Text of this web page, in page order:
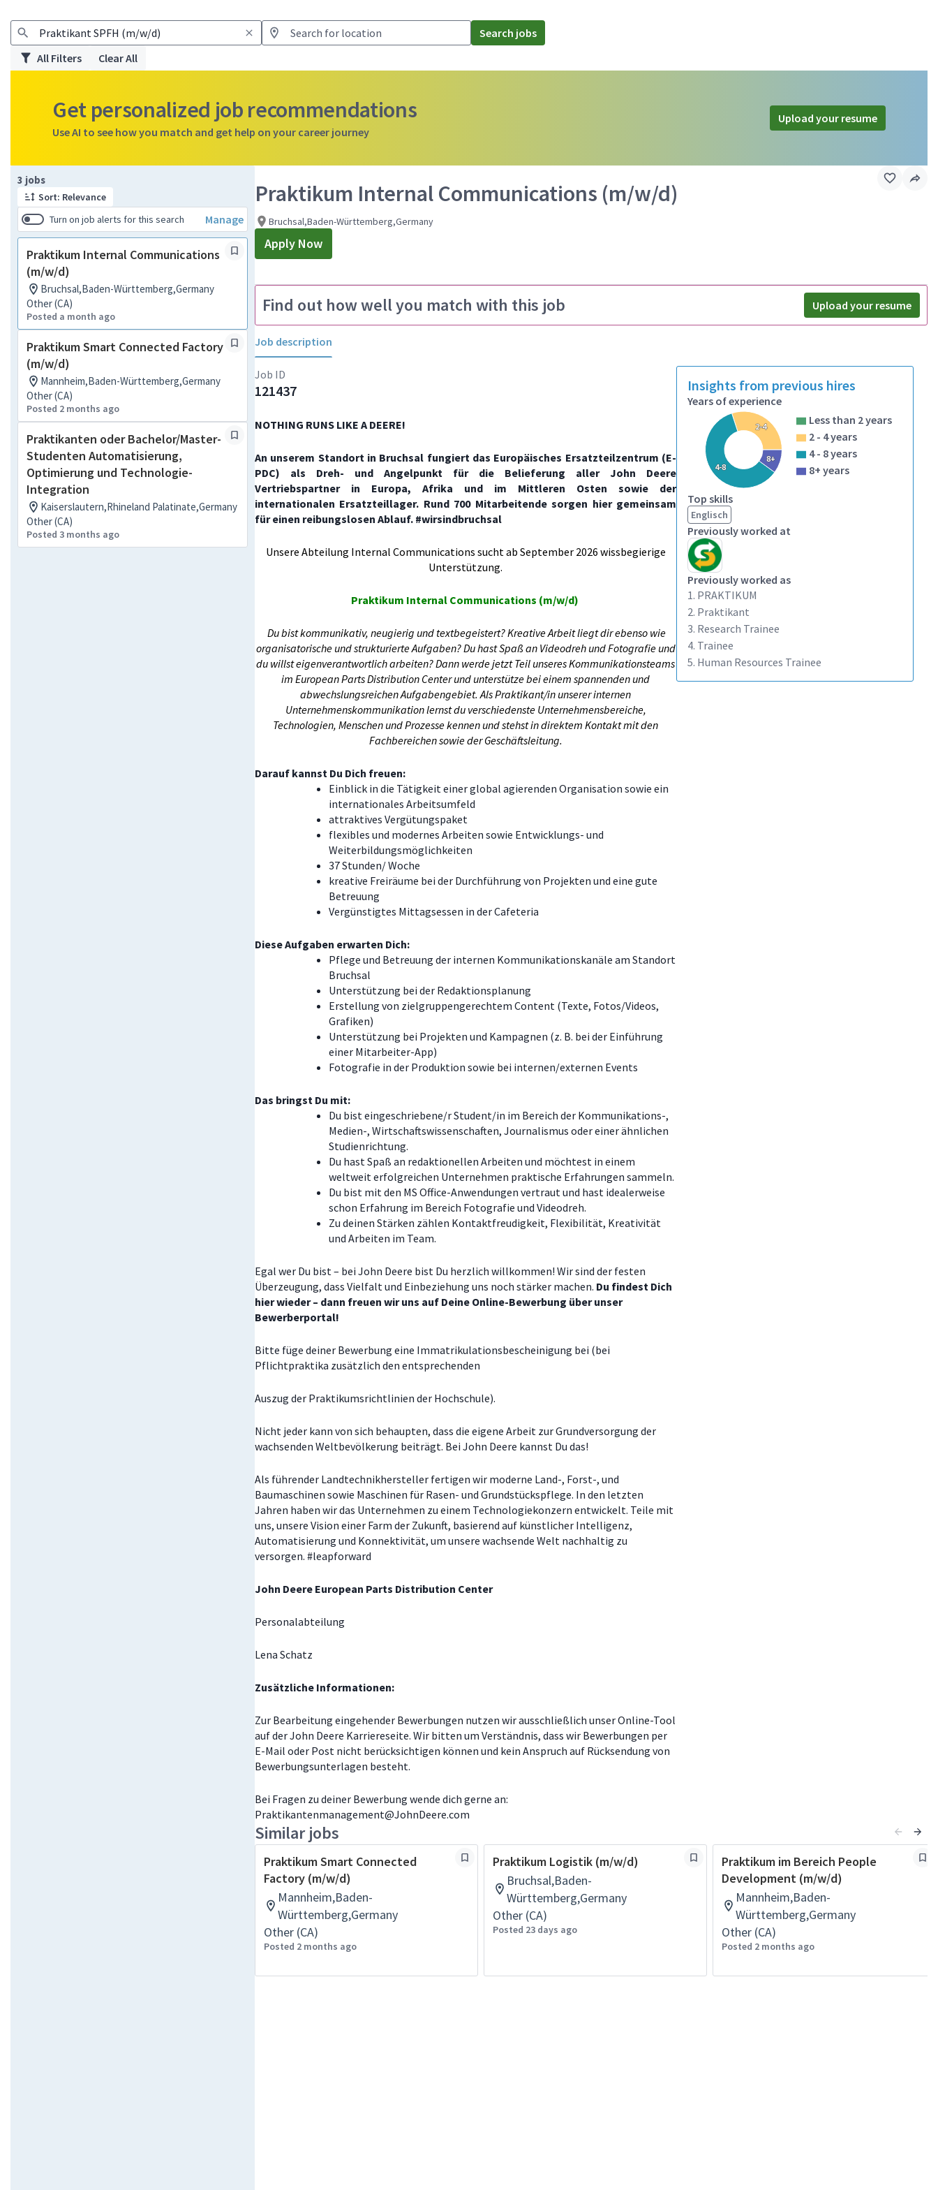
Search jobs
All Filters
Clear All
Get personalized job recommendations
Use AI to see how you match and get help on your career journey
Upload your resume
3 jobs
Sort: Relevance
Turn on job alerts for this search
Manage
Praktikum Internal Communications
(m/w/d)
Bruchsal,Baden-Württemberg,Germany
Other (CA)
Posted a month ago
Praktikum Smart Connected Factory
(m/w/d)
Mannheim,Baden-Württemberg,Germany
Other (CA)
Posted 2 months ago
Praktikanten oder Bachelor/Master-
Studenten Automatisierung,
Optimierung und Technologie-
Integration
Kaiserslautern,Rhineland Palatinate,Germany
Other (CA)
Posted 3 months ago
Page 1 of 1
Praktikum Internal Communications (m/w/d)
Bruchsal,Baden-Württemberg,Germany
Apply Now
Find out how well you match with this job Upload your resume
Job description
Job ID
121437
NOTHING RUNS LIKE A DEERE!
An unserem Standort in Bruchsal fungiert das Europäisches Ersatzteilzentrum (E-
PDC) als Dreh- und Angelpunkt für die Belieferung aller John Deere
Vertriebspartner in Europa, Afrika und im Mittleren Osten sowie der
internationalen Ersatzteillager. Rund 700 Mitarbeitende sorgen hier gemeinsam
für einen reibungslosen Ablauf. #wirsindbruchsal
Unsere Abteilung Internal Communications sucht ab September 2026 wissbegierige
Unterstützung.
Praktikum Internal Communications (m/w/d)
Du bist kommunikativ, neugierig und textbegeistert? Kreative Arbeit liegt dir ebenso wie
organisatorische und strukturierte Aufgaben? Du hast Spaß an Videodreh und Fotografie und
du willst eigenverantwortlich arbeiten? Dann werde jetzt Teil unseres Kommunikationsteams
im European Parts Distribution Center und unterstütze bei einem spannenden und
abwechslungsreichen Aufgabengebiet. Als Praktikant/in unserer internen
Unternehmenskommunikation lernst du verschiedenste Unternehmensbereiche,
Technologien, Menschen und Prozesse kennen und stehst in direktem Kontakt mit den
Fachbereichen sowie der Geschäftsleitung.
Darauf kannst Du Dich freuen:
Einblick in die Tätigkeit einer global agierenden Organisation sowie ein
internationales Arbeitsumfeld
attraktives Vergütungspaket
flexibles und modernes Arbeiten sowie Entwicklungs- und
Weiterbildungsmöglichkeiten
37 Stunden/ Woche
kreative Freiräume bei der Durchführung von Projekten und eine gute
Betreuung
Vergünstigtes Mittagsessen in der Cafeteria
Diese Aufgaben erwarten Dich:
Pflege und Betreuung der internen Kommunikationskanäle am Standort
Bruchsal
Unterstützung bei der Redaktionsplanung
Erstellung von zielgruppengerechtem Content (Texte, Fotos/Videos,
Grafiken)
Unterstützung bei Projekten und Kampagnen (z. B. bei der Einführung
einer Mitarbeiter-App)
Fotografie in der Produktion sowie bei internen/externen Events
Das bringst Du mit:
Du bist eingeschriebene/r Student/in im Bereich der Kommunikations-,
Medien-, Wirtschaftswissenschaften, Journalismus oder einer ähnlichen
Studienrichtung.
Du hast Spaß an redaktionellen Arbeiten und möchtest in einem
weltweit erfolgreichen Unternehmen praktische Erfahrungen sammeln.
Du bist mit den MS Office-Anwendungen vertraut und hast idealerweise
schon Erfahrung im Bereich Fotografie und Videodreh.
Zu deinen Stärken zählen Kontaktfreudigkeit, Flexibilität, Kreativität
und Arbeiten im Team.
Egal wer Du bist – bei John Deere bist Du herzlich willkommen! Wir sind der festen
Überzeugung, dass Vielfalt und Einbeziehung uns noch stärker machen. Du findest Dich
hier wieder – dann freuen wir uns auf Deine Online-Bewerbung über unser
Bewerberportal!
Bitte füge deiner Bewerbung eine Immatrikulationsbescheinigung bei (bei
Pflichtpraktika zusätzlich den entsprechenden
Auszug der Praktikumsrichtlinien der Hochschule).
Nicht jeder kann von sich behaupten, dass die eigene Arbeit zur Grundversorgung der
wachsenden Weltbevölkerung beiträgt. Bei John Deere kannst Du das!
Als führender Landtechnikhersteller fertigen wir moderne Land-, Forst-, und
Baumaschinen sowie Maschinen für Rasen- und Grundstückspflege. In den letzten
Jahren haben wir das Unternehmen zu einem Technologiekonzern entwickelt. Teile mit
uns, unsere Vision einer Farm der Zukunft, basierend auf künstlicher Intelligenz,
Automatisierung und Konnektivität, um unsere wachsende Welt nachhaltig zu
versorgen. #leapforward
John Deere European Parts Distribution Center
Personalabteilung
Lena Schatz
Zusätzliche Informationen:
Zur Bearbeitung eingehender Bewerbungen nutzen wir ausschließlich unser Online-Tool
auf der John Deere Karriereseite. Wir bitten um Verständnis, dass wir Bewerbungen per
E-Mail oder Post nicht berücksichtigen können und kein Anspruch auf Rücksendung von
Bewerbungsunterlagen besteht.
Bei Fragen zu deiner Bewerbung wende dich gerne an:
Praktikantenmanagement@JohnDeere.com
Insights from previous hires
Years of experience
2-4
4-8
8+
Less than 2 years
2 - 4 years
4 - 8 years
8+ years
Top skills
Englisch
Previously worked at
Previously worked as
1. PRAKTIKUM
2. Praktikant
3. Research Trainee
4. Trainee
5. Human Resources Trainee
Similar jobs
Praktikum Smart Connected
Factory (m/w/d)
Mannheim,Baden-
Württemberg,Germany
Other (CA)
Posted 2 months ago
Praktikum Logistik (m/w/d)
Bruchsal,Baden-
Württemberg,Germany
Other (CA)
Posted 23 days ago
Praktikum im Bereich People
Development (m/w/d)
Mannheim,Baden-
Württemberg,Germany
Other (CA)
Posted 2 months ago